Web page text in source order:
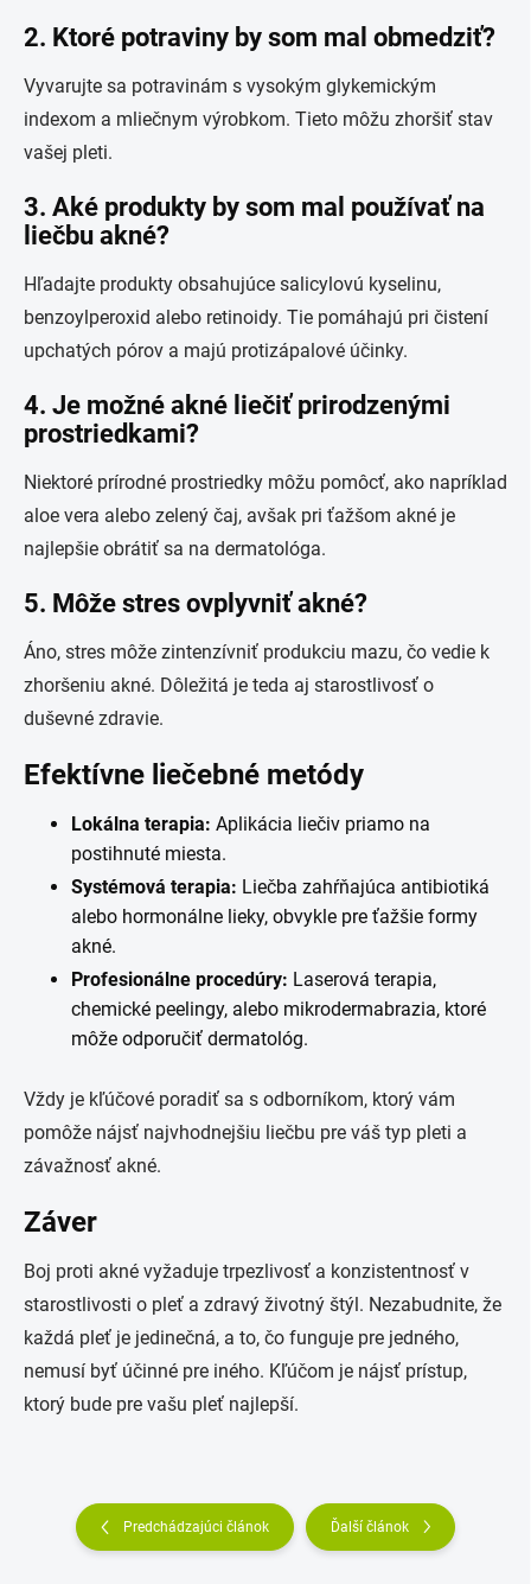
2. Ktoré potraviny by som mal obmedziť?
Vyvarujte sa potravinám s vysokým glykemickým
indexom a mliečnym výrobkom. Tieto môžu zhoršiť stav
vašej pleti.
3. Aké produkty by som mal používať na
liečbu akné?
Hľadajte produkty obsahujúce salicylovú kyselinu,
benzoylperoxid alebo retinoidy. Tie pomáhajú pri čistení
upchatých pórov a majú protizápalové účinky.
4. Je možné akné liečiť prirodzenými
prostriedkami?
Niektoré prírodné prostriedky môžu pomôcť, ako napríklad
aloe vera alebo zelený čaj, avšak pri ťažšom akné je
najlepšie obrátiť sa na dermatológa.
5. Môže stres ovplyvniť akné?
Áno, stres môže zintenzívniť produkciu mazu, čo vedie k
zhoršeniu akné. Dôležitá je teda aj starostlivosť o
duševné zdravie.
Efektívne liečebné metódy
Lokálna terapia: Aplikácia liečiv priamo na
postihnuté miesta.
Systémová terapia: Liečba zahŕňajúca antibiotiká
alebo hormonálne lieky, obvykle pre ťažšie formy
akné.
Profesionálne procedúry: Laserová terapia,
chemické peelingy, alebo mikrodermabrazia, ktoré
môže odporučiť dermatológ.
Vždy je kľúčové poradiť sa s odborníkom, ktorý vám
pomôže nájsť najvhodnejšiu liečbu pre váš typ pleti a
závažnosť akné.
Záver
Boj proti akné vyžaduje trpezlivosť a konzistentnosť v
starostlivosti o pleť a zdravý životný štýl. Nezabudnite, že
každá pleť je jedinečná, a to, čo funguje pre jedného,
nemusí byť účinné pre iného. Kľúčom je nájsť prístup,
ktorý bude pre vašu pleť najlepší.
Predchádzajúci článok Ďalší článok